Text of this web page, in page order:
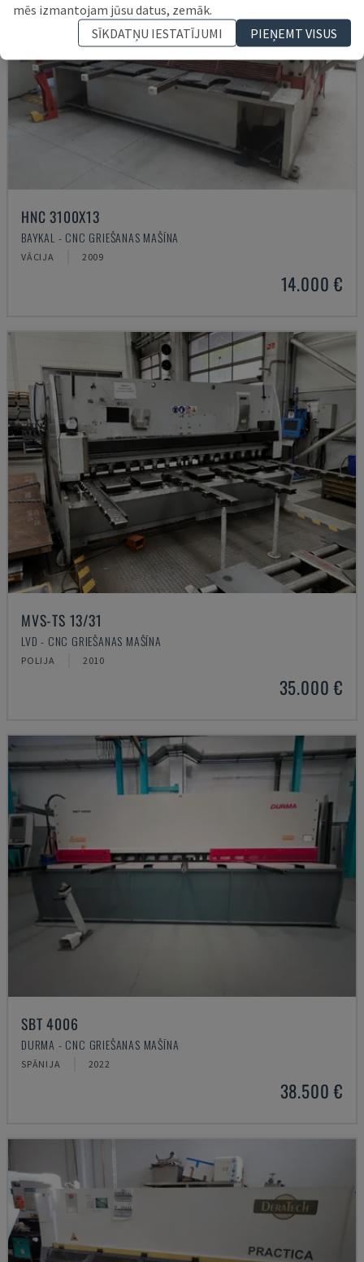
HNC 3100X13
BAYKAL - CNC GRIEŠANAS MAŠĪNA
VĀCIJA 2009
14.000 €
MVS-TS 13/31
LVD - CNC GRIEŠANAS MAŠĪNA
POLIJA 2010
35.000 €
SBT 4006
DURMA - CNC GRIEŠANAS MAŠĪNA
SPĀNIJA 2022
38.500 €
mēs izmantojam jūsu datus, zemāk.
SĪKDATŅU IESTATĪJUMI
PIEŅEMT VISUS